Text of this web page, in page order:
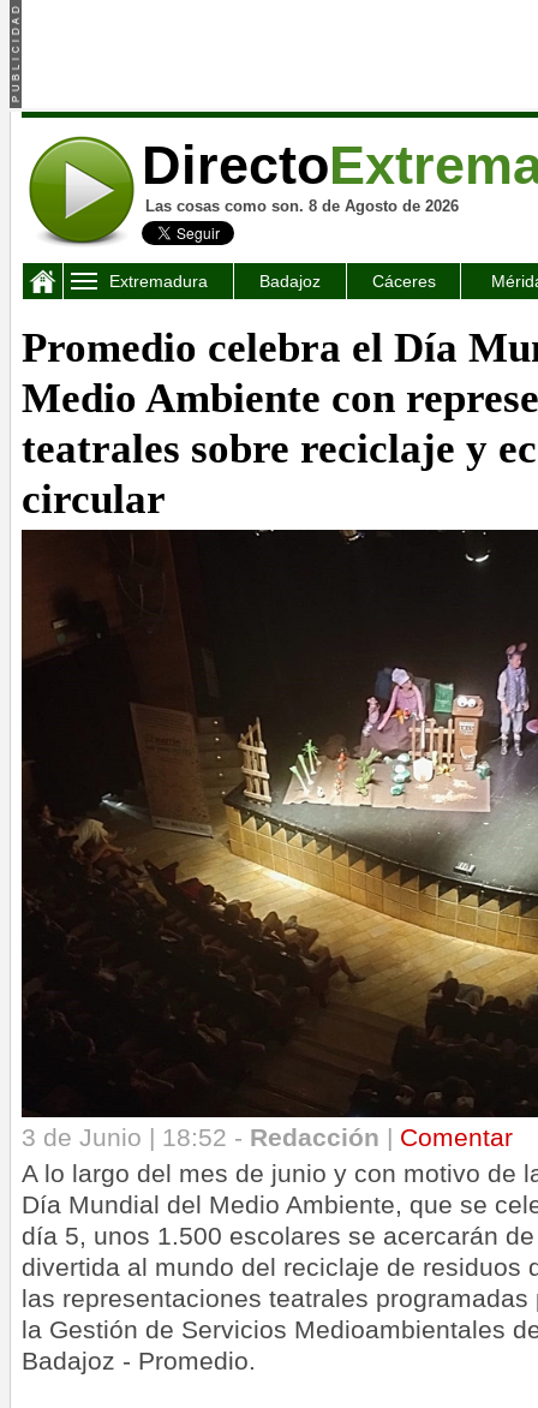
Directo
Las cosas como son. 8 de Agosto de 2026
Extremadura Badajoz Cáceres
Promedio celebra el Día
Medio Ambiente con
teatrales sobre reciclaje y
circular
3 de Junio | 18:52 - Redacción | Comentar
A lo largo del mes de junio y con motivo de
Día Mundial del Medio Ambiente, que se
día 5, unos 1.500 escolares se acercarán
divertida al mundo del reciclaje de residuos
las representaciones teatrales
la Gestión de Servicios Medioambientales
Badajoz - Promedio.